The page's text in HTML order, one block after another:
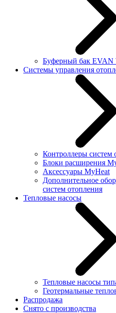
Буферный бак EVAN
Системы управления
Контроллеры систем
Блоки расширения
Аксессуары MyHeat
Дополнительное
систем отопления
Тепловые насосы
Тепловые насосы
Геотермальные
Распродажа
Снято с производства